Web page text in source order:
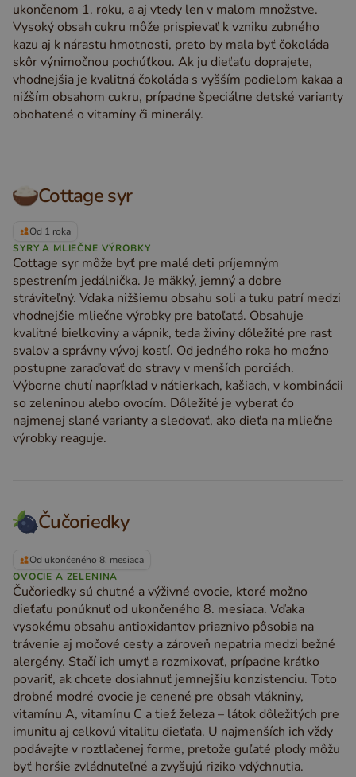
ukončenom 1. roku, a aj vtedy len v malom množstve.
Vysoký obsah cukru môže prispievať k vzniku zubného
kazu aj k nárastu hmotnosti, preto by mala byť čokoláda
skôr výnimočnou pochúťkou. Ak ju dieťaťu doprajete,
vhodnejšia je kvalitná čokoláda s vyšším podielom kakaa a
nižším obsahom cukru, prípadne špeciálne detské varianty
obohatené o vitamíny či minerály.
Cottage syr
Od 1 roka
SYRY A MLIEČNE VÝROBKY
Cottage syr môže byť pre malé deti príjemným
spestrením jedálnička. Je mäkký, jemný a dobre
stráviteľný. Vďaka nižšiemu obsahu soli a tuku patrí medzi
vhodnejšie mliečne výrobky pre batoľatá. Obsahuje
kvalitné bielkoviny a vápnik, teda živiny dôležité pre rast
svalov a správny vývoj kostí. Od jedného roka ho možno
postupne zaraďovať do stravy v menších porciách.
Výborne chutí napríklad v nátierkach, kašiach, v kombinácii
so zeleninou alebo ovocím. Dôležité je vyberať čo
najmenej slané varianty a sledovať, ako dieťa na mliečne
výrobky reaguje.
Čučoriedky
Od ukončeného 8. mesiaca
OVOCIE A ZELENINA
Čučoriedky sú chutné a výživné ovocie, ktoré možno
dieťaťu ponúknuť od ukončeného 8. mesiaca. Vďaka
vysokému obsahu antioxidantov priaznivo pôsobia na
trávenie aj močové cesty a zároveň nepatria medzi bežné
alergény. Stačí ich umyť a rozmixovať, prípadne krátko
povariť, ak chcete dosiahnuť jemnejšiu konzistenciu. Toto
drobné modré ovocie je cenené pre obsah vlákniny,
vitamínu A, vitamínu C a tiež železa – látok dôležitých pre
imunitu aj celkovú vitalitu dieťaťa. U najmenších ich vždy
podávajte v roztlačenej forme, pretože guľaté plody môžu
byť horšie zvládnuteľné a zvyšujú riziko vdýchnutia.